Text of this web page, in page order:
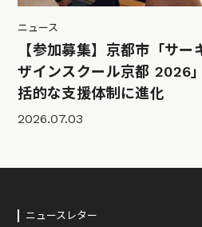
ニュース
【参加募集】京都市「サ
ザインスクール京都 2026
括的な支援体制に進化
2026.07.03
ニュースレター